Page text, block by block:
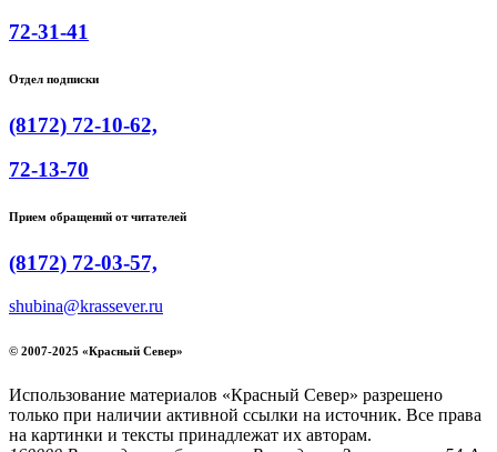
72-31-41
Отдел подписки
(8172) 72-10-62,
72-13-70
Прием обращений от читателей
(8172) 72-03-57,
shubina@krassever.ru
© 2007-2025 «Красный Север»
Использование материалов «Красный Север» разрешено
только при наличии активной ссылки на источник. Все права
на картинки и тексты принадлежат их авторам.